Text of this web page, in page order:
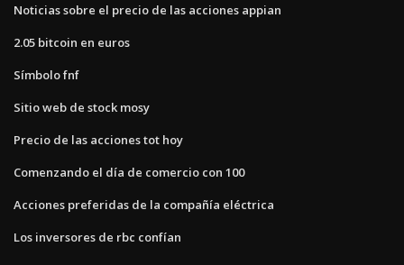
Noticias sobre el precio de las acciones appian
2.05 bitcoin en euros
Símbolo fnf
Sitio web de stock mosy
Precio de las acciones tot hoy
Comenzando el día de comercio con 100
Acciones preferidas de la compañía eléctrica
Los inversores de rbc confían